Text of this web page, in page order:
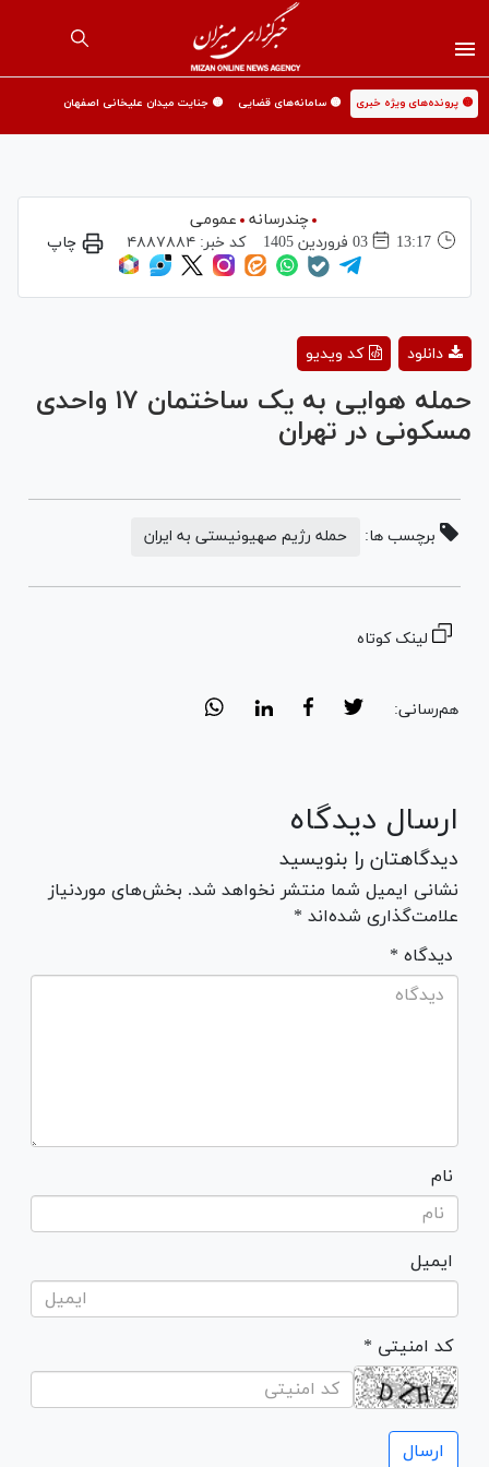
🟡 پرونده‌های ویژه خبری 🟡 سامانه‌های قضایی 🟡 جنایت میدان علیخانی اصفهان
چندرسانه
عمومی
13:17
03 فروردين 1405 کد خبر: ۴۸۸۷۸۸۴ چاپ
Video
کد ویدیو دانلود
حمله هوایی به یک ساختمان ۱۷ واحدی
مسکونی در تهران
برچسب ها: حمله رژیم صهیونیستی به ایران
لینک کوتاه
هم‌رسانی:
ارسال دیدگاه
دیدگاهتان را بنویسید
نشانی ایمیل شما منتشر نخواهد شد. بخش‌های موردنیاز
علامت‌گذاری شده‌اند *
* دیدگاه
نام
ایمیل
* کد امنیتی